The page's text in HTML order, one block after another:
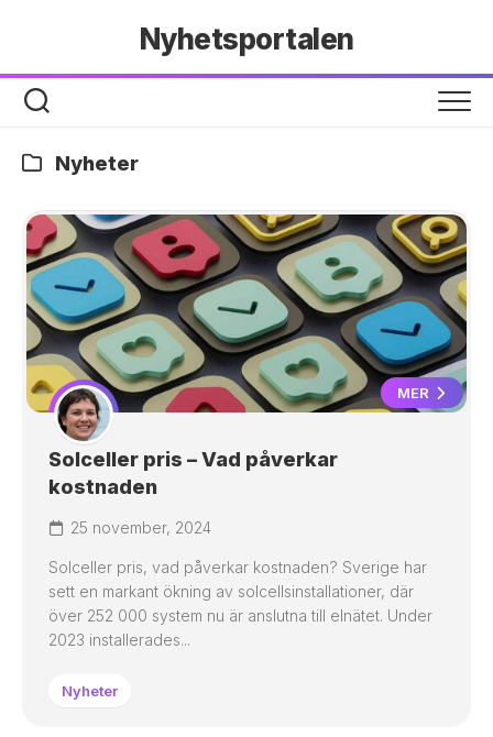
Nyhetsportalen
Nyheter
MER
Solceller pris – Vad påverkar
kostnaden
25 november, 2024
Solceller pris, vad påverkar kostnaden? Sverige har
sett en markant ökning av solcellsinstallationer, där
över 252 000 system nu är anslutna till elnätet. Under
2023 installerades...
Nyheter